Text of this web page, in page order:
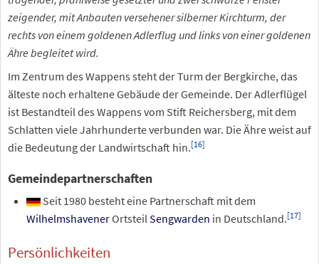
zeigender, mit Anbauten versehener silberner Kirchturm, der
rechts von einem goldenen Adlerflug und links von einer goldenen
Ähre begleitet wird.
Im Zentrum des Wappens steht der Turm der Bergkirche, das
älteste noch erhaltene Gebäude der Gemeinde. Der Adlerflügel
ist Bestandteil des Wappens vom Stift Reichersberg, mit dem
Schlatten viele Jahrhunderte verbunden war. Die Ähre weist auf
die Bedeutung der Landwirtschaft hin.[16]
Gemeindepartnerschaften
Seit 1980 besteht eine Partnerschaft mit dem
WilhelmshavenerOrtsteil Sengwarden in Deutschland.[17]
Persönlichkeiten